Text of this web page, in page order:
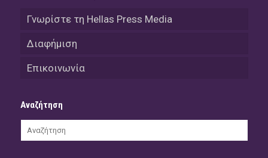
Γνωρίστε τη Hellas Press Media
Διαφήμιση
Επικοινωνία
Αναζήτηση